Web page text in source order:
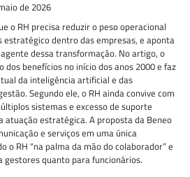
de 2026
o RH precisa reduzir o peso operacional
estratégico dentro das empresas, e aponta
dessa transformação. No artigo, o
dos benefícios no início dos anos 2000 e faz
da inteligência artificial e das
Segundo ele, o RH ainda convive com
sistemas e excesso de suporte
atuação estratégica. A proposta da Beneo
e serviços em uma única
o RH “na palma da mão do colaborador” e
quanto para funcionários.